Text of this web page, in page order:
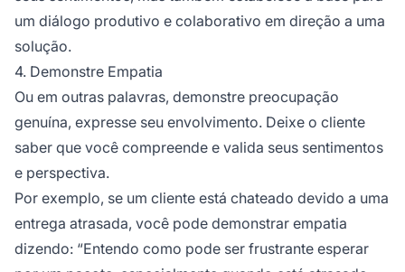
um diálogo produtivo e colaborativo em direção a uma
solução.
4. Demonstre Empatia
Ou em outras palavras, demonstre preocupação
genuína, expresse seu envolvimento. Deixe o cliente
saber que você compreende e valida seus sentimentos
e perspectiva.
Por exemplo, se um cliente está chateado devido a uma
entrega atrasada, você pode demonstrar empatia
dizendo: “Entendo como pode ser frustrante esperar